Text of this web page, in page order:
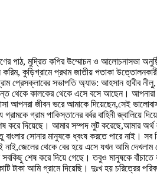
পাঠ, মুদ্রিত কপির উম্মোচন ও আলোচনাসভা
কুড়িগ্রামে প্রথম জাতীয় পতাকা
প্রেসক্লাবের সভাপতি অ্যাড: আহসান হাবীব
থেকে কালকের থেকে এসে বসে আছেন।
জীবন ভরে আমাকে দিয়েছেন,সেই
গ্রাম পাকিস্তানের বর্বর বাহিনী জ্বালিয়ে
করে দিয়েছে। আমার সম্পদ লুট
সোনার মানুষকে ধ্বংষ করতে পারে নাই।
থেকে বের হয়ে এসে যখন আমি
সবকিছু শেষ করে দিয়ে গেছে। তবুও মানুষকে
টাকা আমি গ্রামে দিয়েছি। দুঃখ হয় চরিত্রের